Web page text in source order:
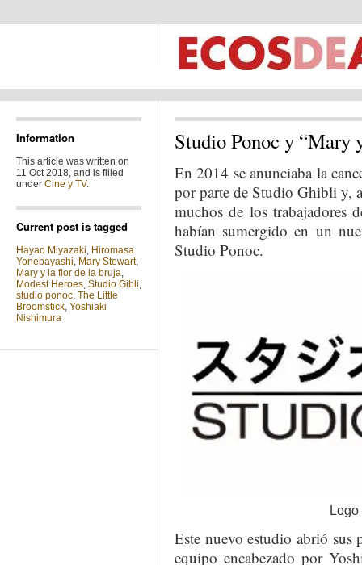
Information
This article was written on
11 Oct 2018, and is filled
under Cine y TV.
Current post is tagged
Hayao Miyazaki, Hiromasa
Yonebayashi, Mary Stewart,
Mary y la flor de la bruja,
Modest Heroes, Studio Gibli,
studio ponoc, The Little
Broomstick, Yoshiaki
Nishimura
Studio Ponoc y “Mary
En 2014 se anunciaba la
por parte de Studio Ghibli y,
muchos de los trabajadores
habían sumergido en un
Studio Ponoc.
Logo
Este nuevo estudio abrió
equipo encabezado por